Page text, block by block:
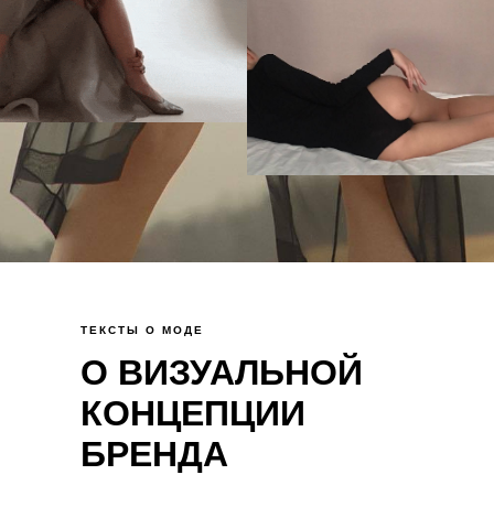
О ВИЗУАЛЬНОЙ
КОНЦЕПЦИИ
БРЕНДА
ТЕКСТЫ О МОДЕ